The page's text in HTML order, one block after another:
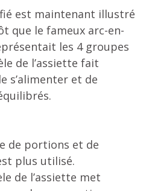
est maintenant illustré
que le fameux arc-en-
les 4 groupes
de l’assiette fait
s’alimenter et de
de portions et de
plus utilisé.
de l’assiette met